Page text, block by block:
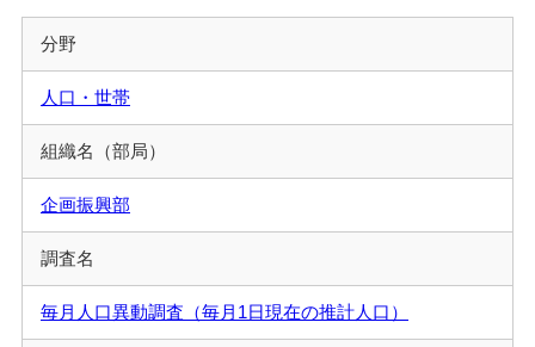
分野
人口・世帯
組織名（部局）
企画振興部
調査名
毎月人口異動調査（毎月1日現在の推計人口）